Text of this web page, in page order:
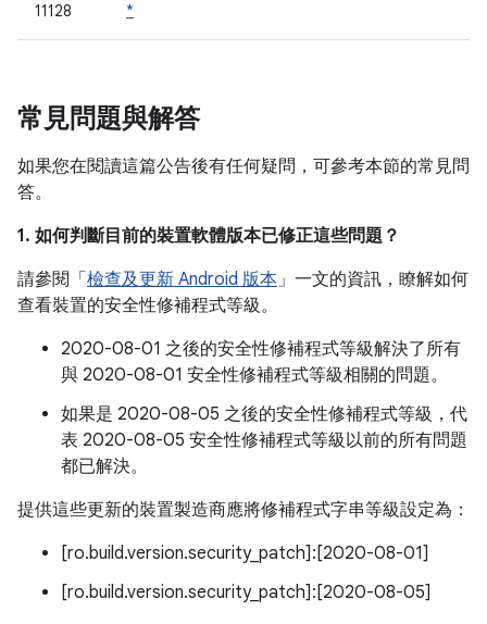
11128 *
常見問題與解答
如果您在閱讀這篇公告後有任何疑問，可參考本節的常見問
答。
1. 如何判斷目前的裝置軟體版本已修正這些問題？
請參閱「 檢查及更新 Android 版本」一文的資訊，瞭解如何
查看裝置的安全性修補程式等級。
2020-08-01 之後的安全性修補程式等級解決了所有
與 2020-08-01 安全性修補程式等級相關的問題。
如果是 2020-08-05 之後的安全性修補程式等級，代
表 2020-08-05 安全性修補程式等級以前的所有問題
都已解決。
提供這些更新的裝置製造商應將修補程式字串等級設定為：
[ro.build.version.security_patch]:[2020-08-01]
[ro.build.version.security_patch]:[2020-08-05]